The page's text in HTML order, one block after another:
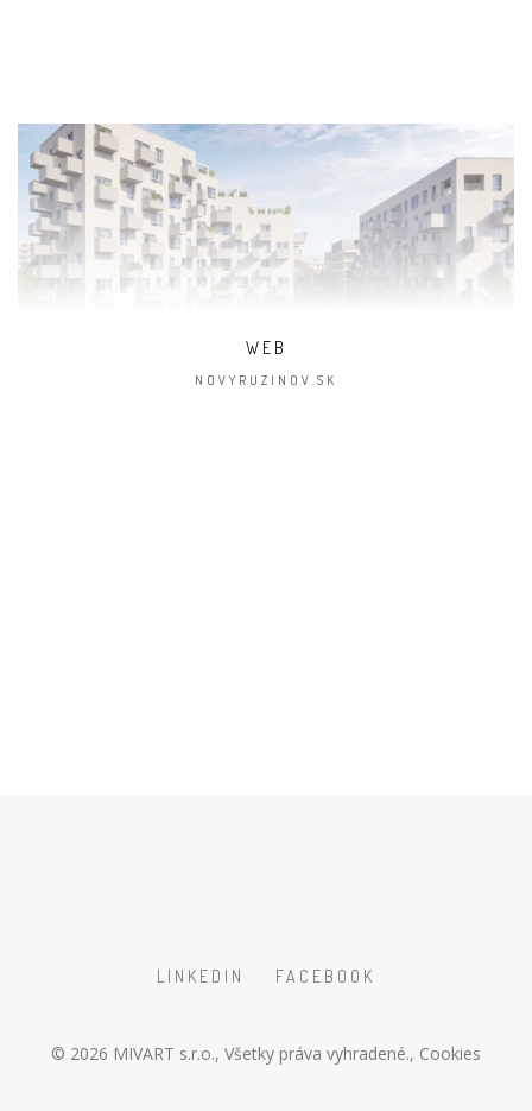
WEB
NOVYRUZINOV.SK
LINKEDIN FACEBOOK
© 2026 MIVART s.r.o., Všetky práva vyhradené., Cookies